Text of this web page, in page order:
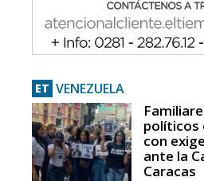
ET VENEZUELA
políticos
con
ante la
Caracas